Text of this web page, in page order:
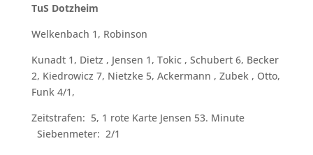
TuS Dotzheim
Welkenbach 1, Robinson
Kunadt 1, Dietz , Jensen 1, Tokic , Schubert 6, Becker
2, Kiedrowicz 7, Nietzke 5, Ackermann , Zubek , Otto,
Funk 4/1,
Zeitstrafen: 5, 1 rote Karte Jensen 53. Minute
Siebenmeter: 2/1